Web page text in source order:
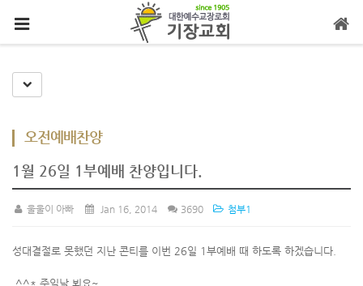
Toggle Dropdown
오전예배찬양
1월 26일 1부예배 찬양입니다.
울울이 아빠 Jan 16, 2014 3690 첨부1
성대결절로 못했던 지난 콘티를 이번 26일 1부예배 때 하도록 하겠습니다.
^^* 주일날 뵈요~